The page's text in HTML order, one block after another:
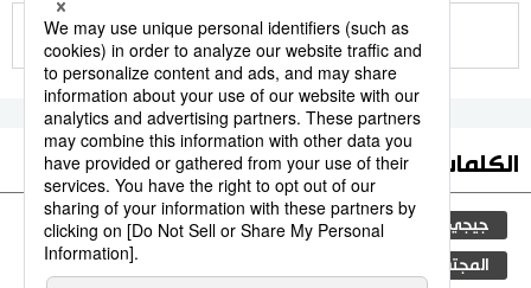
للمزيد
الكلمات الأكثر بحثا
جيجي برس التعليم الياباني ثقافة اليابان
المجتمع الياباني تكنولوجيا